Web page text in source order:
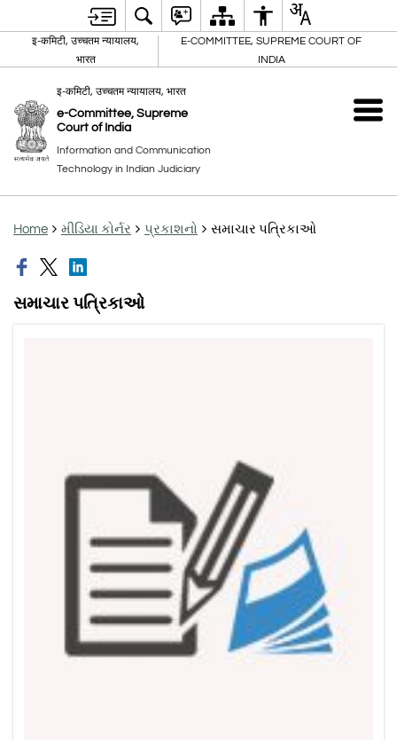
इ-कमिटी, उच्चतम न्यायालय,
भारत
E-COMMITTEE, SUPREME COURT OF
INDIA
इ-कमिटी, उच्चतम न्यायालय, भारत
e-Committee, Supreme
Court of India
Information and Communication
Technology in Indian Judiciary
Home મીડિયા કોર્નર પ્રકાશનો સમાચાર પત્રિકાઓ
સમાચાર પત્રિકાઓ